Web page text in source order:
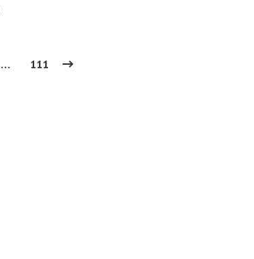
… 111